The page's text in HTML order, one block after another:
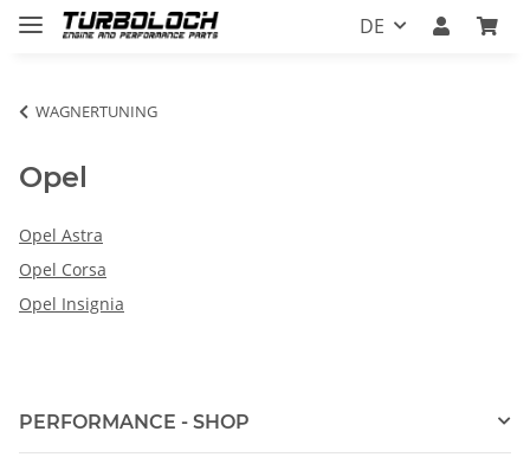
DE
WAGNERTUNING
Opel
Opel Astra
Opel Corsa
Opel Insignia
PERFORMANCE - SHOP